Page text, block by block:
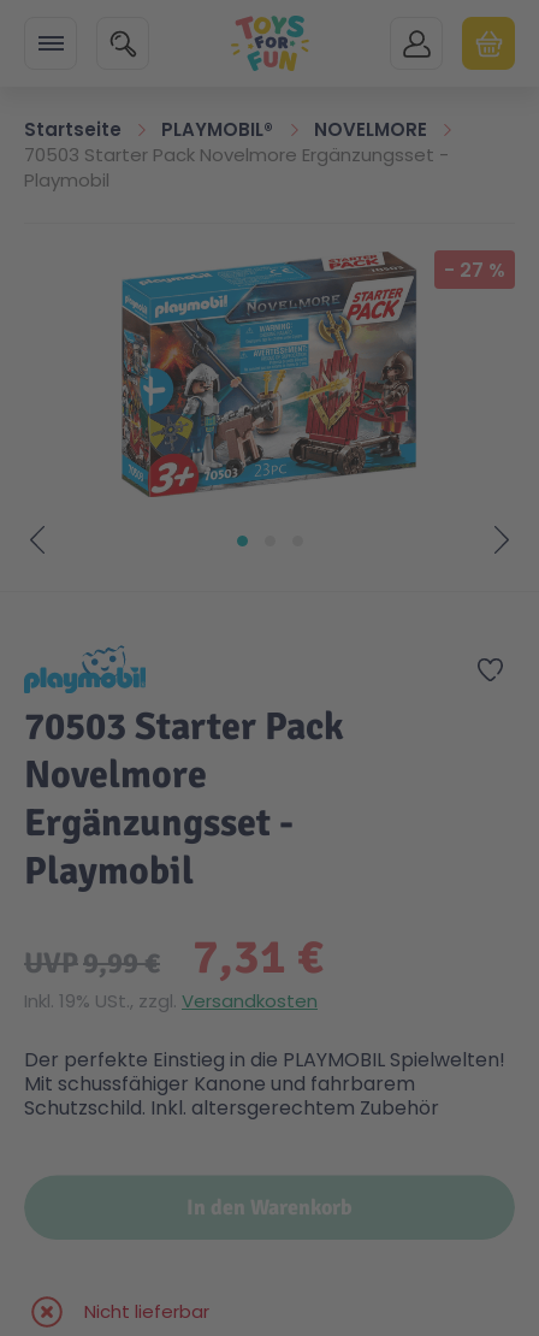
SUCHE MEIN KONTO
Startseite PLAYMOBIL®
NOVELMORE
70503 Starter Pack Novelmore Ergänzungsset -
Playmobil
Zum Ende der Bildgalerie springen - 27 %
Zur
70503 Starter Pack
Novelmore
Ergänzungsset -
Playmobil
7,31 €
UVP9,99 €
Inkl. 19% USt., zzgl. Versandkosten
Der perfekte Einstieg in die PLAYMOBIL Spielwelten!
Mit schussfähiger Kanone und fahrbarem
Schutzschild. Inkl. altersgerechtem Zubehör
In den Warenkorb
Nicht lieferbar